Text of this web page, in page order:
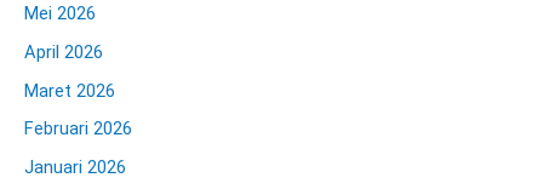
Mei 2026
April 2026
Maret 2026
Februari 2026
Januari 2026